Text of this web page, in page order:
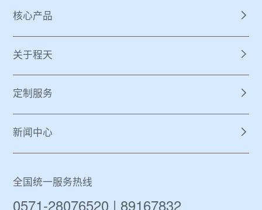
核心产品
关于程天
定制服务
新闻中心
全国统一服务热线
0571-28076520 | 89167832